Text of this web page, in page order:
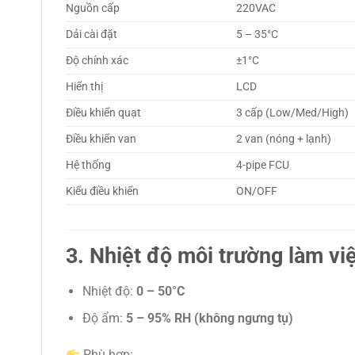
Nguồn cấp
220VAC
Dải cài đặt
5 – 35°C
Độ chính xác
±1°C
Hiển thị
LCD
Điều khiển quạt
3 cấp (Low/Med/High)
Điều khiển van
2 van (nóng + lạnh)
Hệ thống
4-pipe FCU
Kiểu điều khiển
ON/OFF
3. Nhiệt độ môi trường làm
Nhiệt độ: 0 – 50°C
Độ ẩm: 5 – 95% RH (không ngưng tụ)